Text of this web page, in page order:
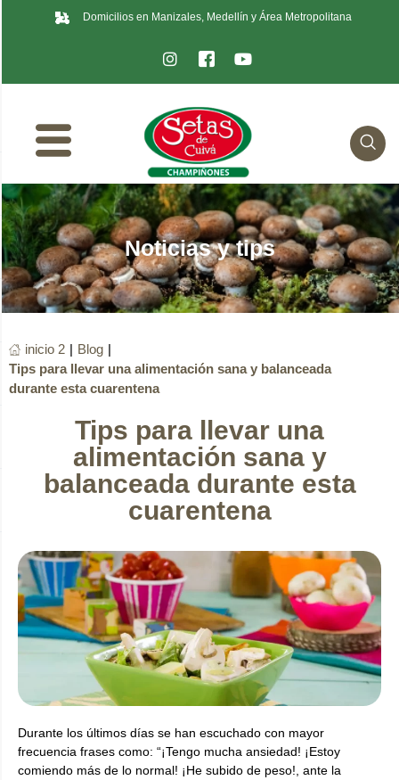
Domicilios en Manizales, Medellín y Área Metropolitana
Noticias y tips
inicio 2 | Blog |
Tips para llevar una alimentación sana y balanceada
durante esta cuarentena
Tips para llevar una
alimentación sana y
balanceada durante esta
cuarentena
Durante los últimos días se han escuchado con mayor
frecuencia frases como: “¡Tengo mucha ansiedad! ¡Estoy
comiendo más de lo normal! ¡He subido de peso!, ante la